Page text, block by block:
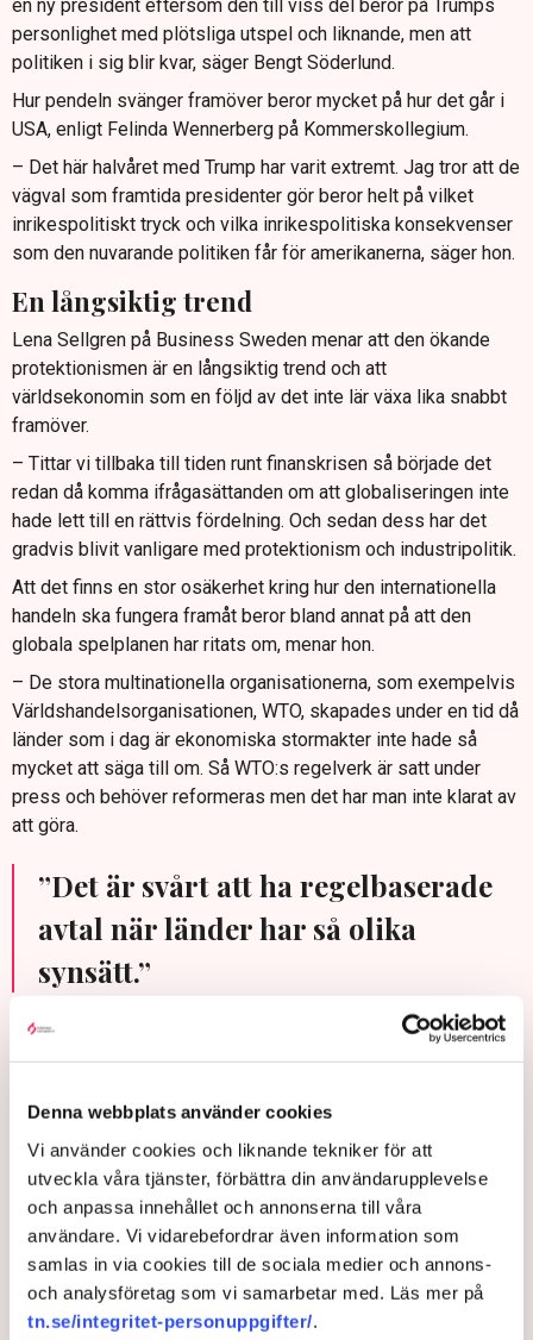
Denna webbplats använder cookies
Vi använder cookies och liknande tekniker för att
utveckla våra tjänster, förbättra din användarupplevelse
och anpassa innehållet och annonserna till våra
användare. Vi vidarebefordrar även information som
samlas in via cookies till de sociala medier och annons-
och analysföretag som vi samarbetar med. Läs mer på
tn.se/integritet-personuppgifter/.
en ny president eftersom den till viss del beror på Trumps
personlighet med plötsliga utspel och liknande, men att
politiken i sig blir kvar, säger Bengt Söderlund.
Hur pendeln svänger framöver beror mycket på hur det går i
USA, enligt Felinda Wennerberg på Kommerskollegium.
– Det här halvåret med Trump har varit extremt. Jag tror att de
vägval som framtida presidenter gör beror helt på vilket
inrikespolitiskt tryck och vilka inrikespolitiska konsekvenser
som den nuvarande politiken får för amerikanerna, säger hon.
En långsiktig trend
Lena Sellgren på Business Sweden menar att den ökande
protektionismen är en långsiktig trend och att
världsekonomin som en följd av det inte lär växa lika snabbt
framöver.
– Tittar vi tillbaka till tiden runt finanskrisen så började det
redan då komma ifrågasättanden om att globaliseringen inte
hade lett till en rättvis fördelning. Och sedan dess har det
gradvis blivit vanligare med protektionism och industripolitik.
Att det finns en stor osäkerhet kring hur den internationella
handeln ska fungera framåt beror bland annat på att den
globala spelplanen har ritats om, menar hon.
– De stora multinationella organisationerna, som exempelvis
Världshandelsorganisationen, WTO, skapades under en tid då
länder som i dag är ekonomiska stormakter inte hade så
mycket att säga till om. Så WTO:s regelverk är satt under
press och behöver reformeras men det har man inte klarat av
att göra.
”Det är svårt att ha regelbaserade
avtal när länder har så olika
synsätt.”
Så i stället för att förlita sig på WTO och internationella
handelsregler framåt tror Lena Sellgren att företag till viss
olika länder och inom olika sektorer.
– Det är svårt att ha regelbaserade avtal när länder har så
olika synsätt. Då får man i stället försöka hitta så bra vägar
som möjligt. Och det är klart att om det blir ett lapptäcke av
olika avtal så blir det ganska komplext, med betydligt mer att
hålla koll på.
”Att WTO skulle vara överspelat är